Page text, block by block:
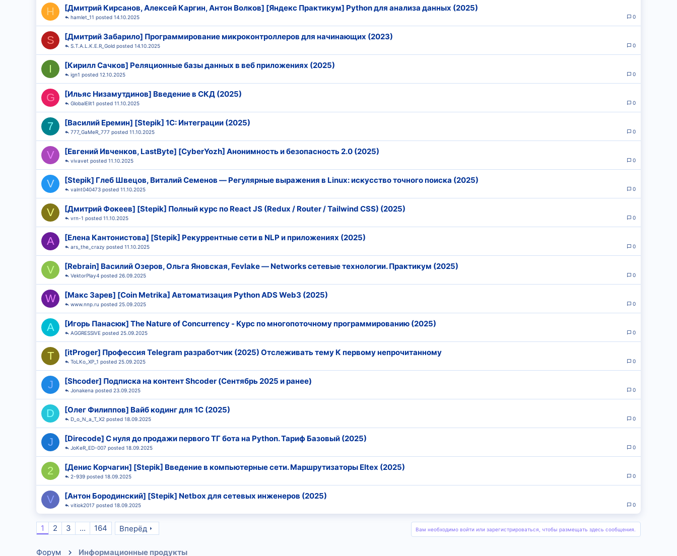
H [Дмитрий Кирсанов, Алексей Каргин, Антон Волков] [Яндекс Практикум] Python для анализа данных (2025)
0
14.10.2025
hamlet_11
S [Дмитрий Забарило] Программирование микроконтроллеров для начинающих (2023)
0
14.10.2025
S.T.A.L.K.E.R_Gold
I [Кирилл Сачков] Реляционные базы данных в веб приложениях (2025)
0
12.10.2025
ign1
G [Ильяс Низамутдинов] Введение в СКД (2025)
0
11.10.2025
GlobalElit1
7 [Василий Еремин] [Stepik] 1С: Интеграции (2025)
0
11.10.2025
777_GaMeR_777
V [Евгений Ивченков, LastByte] [CyberYozh] Анонимность и безопасность 2.0 (2025)
0
11.10.2025
vivavet
V [Stepik] Глеб Швецов, Виталий Семенов ― Регулярные выражения в Linux: искусство точного поиска (2025)
0
11.10.2025
valnt040473
V [Дмитрий Фокеев] [Stepik] Полный курс по React JS (Redux / Router / Tailwind CSS) (2025)
0
11.10.2025
vrn-1
A [Елена Кантонистова] [Stepik] Рекуррентные сети в NLP и приложениях (2025)
0
11.10.2025
ars_the_crazy
V [Rebrain] Василий Озеров, Ольга Яновская, Fevlake ― Networks сетевые технологии. Практикум (2025)
0
26.09.2025
VektorPlay4
W [Макс Зарев] [Coin Metrika] Автоматизация Python ADS Web3 (2025)
0
25.09.2025
www.nnp.ru
A [Игорь Панасюк] The Nature of Concurrency - Курс по многопоточному программированию (2025)
0
25.09.2025
AGGRESSlVE
T [itProger] Профессия Telegram разработчик (2025) Отслеживать тему К первому непрочитанному
0
25.09.2025
ToLKo_XP_1
J [Shcoder] Подписка на контент Shcoder (Сентябрь 2025 и ранее)
0
23.09.2025
Jonakena
D [Олег Филиппов] Вайб кодинг для 1С (2025)
0
18.09.2025
D_o_N_a_T_X2
J [Direcode] С нуля до продажи первого ТГ бота на Python. Тариф Базовый (2025)
0
18.09.2025
JoKeR_ED-007
2 [Денис Корчагин] [Stepik] Введение в компьютерные сети. Маршрутизаторы Eltex (2025)
0
18.09.2025
2-939
V [Антон Бородинский] [Stepik] Netbox для сетевых инженеров (2025)
0
18.09.2025
vitiok2017
1 2 3 ... 164 Вперёд Вам необходимо войти или зарегистрироваться, чтобы размещать здесь сообщения.
Форум Информационные продукты